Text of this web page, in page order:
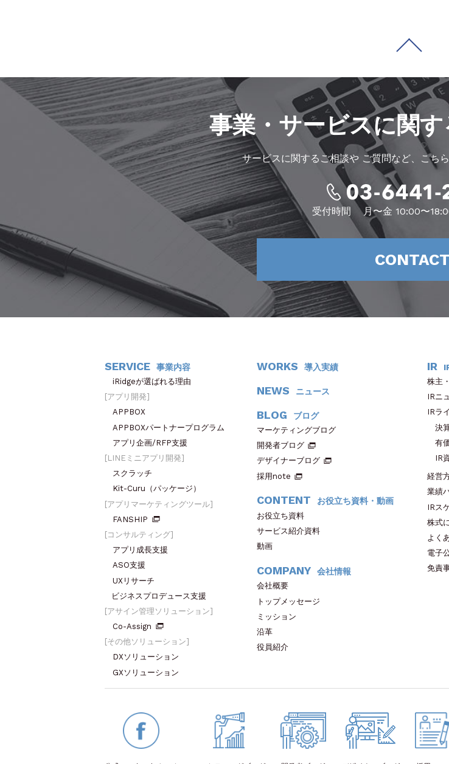
事業・サービスに関
サービスに関するご相談やご質問など、こち
受付時間 月〜金 10:00〜
CONTACT
SERVICE 事業内容
iRidgeが選ばれる理由
アプリ開発
APPBOX
APPBOXパートナープログラム
アプリ企画/RFP支援
LINEミニアプリ開発
スクラッチ
Kit-Curu（パッケージ）
アプリマーケティングツール
FANSHIP
コンサルティング
アプリ成長支援
ASO支援
UXリサーチ
ビジネスプロデュース支援
アサイン管理ソリューション
Co-Assign
その他ソリューション
DXソリューション
GXソリューション
WORKS 導入実績
NEWS ニュース
BLOG ブログ
マーケティングブログ
開発者ブログ
デザイナーブログ
採用note
CONTENT お役立ち資料・動画
お役立ち資料
サービス紹介資料
動画
COMPANY 会社情報
会社概要
トップメッセージ
ミッション
沿革
役員紹介
IR
株主
IRニ
IRラ
決
有
IR
経営
業績
IRス
株式
よく
電子
免責